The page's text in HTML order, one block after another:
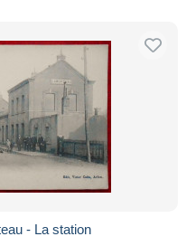
- La station